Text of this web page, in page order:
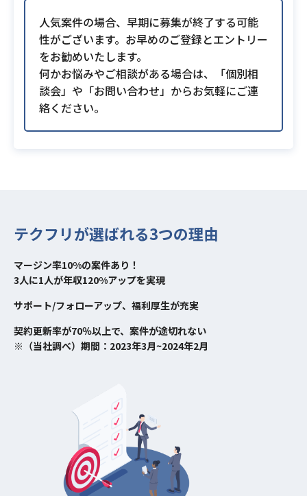
人気案件の場合、早期に募集が終了する可能
性がございます。お早めのご登録とエントリー
をお勧めいたします。
何かお悩みやご相談がある場合は、「個別相
談会」や「お問い合わせ」からお気軽にご連
絡ください。
テクフリが選ばれる3つの理由
マージン率10%の案件あり！
3人に1人が年収120%アップを実現
サポート/フォローアップ、福利厚生が充実
契約更新率が70％以上で、案件が途切れない
※（当社調べ）期間：2023年3月~2024年2月